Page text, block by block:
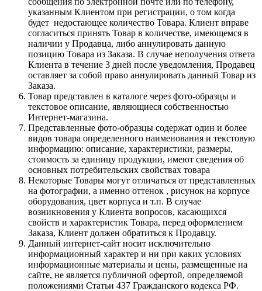
указанным Клиентом при регистрации, о том когда
будет недостающее количество Товара. Клиент вправе
согласиться принять Товар в количестве, имеющемся в
наличии у Продавца, либо аннулировать данную
позицию Товара из Заказа. В случае неполучения ответа
Клиента в течение 3 дней после уведомления, Продавец
оставляет за собой право аннулировать данный Товар из
Заказа.
Товар представлен в каталоге через фото-образцы и
текстовое описание, являющиеся собственностью
Интернет-магазина.
Представленные фото-образцы содержат один и более
видов товара определенного наименования и текстовую
информацию: описание, характеристики, размеры,
стоимость за единицу продукции, имеют сведения об
основных потребительских свойствах товара
Некоторые Товары могут отличаться от представленных
на фотографии, а именно оттенок , рисунок на корпусе
оборудования, цвет корпуса и т.п. В случае
возникновения у Клиента вопросов, касающихся
свойств и характеристик Товара, перед оформлением
Заказа, Клиент должен обратиться к Продавцу.
Данный интернет-сайт носит исключительно
информационный характер и ни при каких условиях
информационные материалы и цены, размещенные на
сайте, не является публичной офертой, определяемой
положениями Статьи 437 Гражданского кодекса РФ.